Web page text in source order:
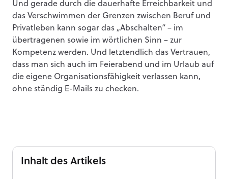
Und gerade durch die dauerhafte Erreichbarkeit und
das Verschwimmen der Grenzen zwischen Beruf und
Privatleben kann sogar das „Abschalten“ – im
übertragenen sowie im wörtlichen Sinn – zur
Kompetenz werden. Und letztendlich das Vertrauen,
dass man sich auch im Feierabend und im Urlaub auf
die eigene Organisationsfähigkeit verlassen kann,
ohne ständig E-Mails zu checken.
Inhalt des Artikels